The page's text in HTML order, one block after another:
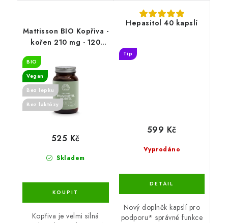
Mattisson BIO Kopřiva -
kořen 210 mg - 120
BIO
Vegan
Bez lepku
Bez laktózy
Skladem
525 Kč
Kopřiva je velmi silná
Hepasitol 40 kapslí
Tip
Vyprodáno
599 Kč
Nový doplněk kapslí pro
podporu* správné funkce